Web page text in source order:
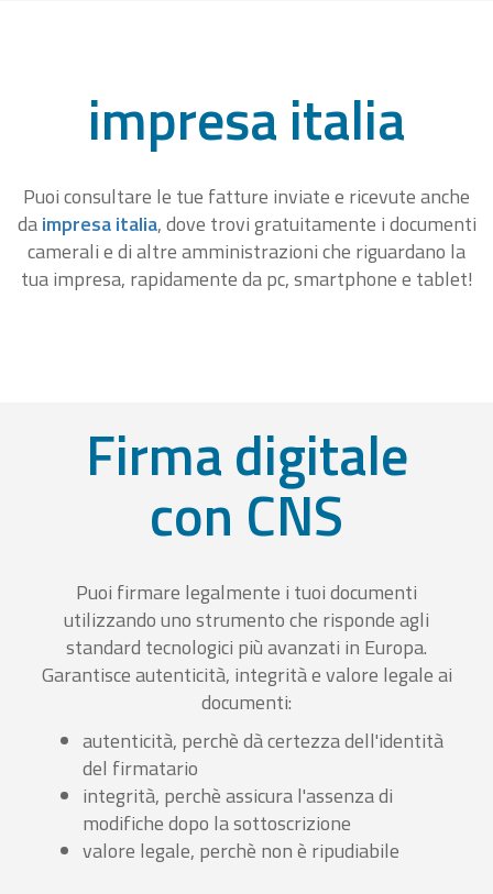
impresa italia
Puoi consultare le tue fatture inviate e ricevute anche
daimpresa italia, dove trovi gratuitamente i documenti
camerali e di altre amministrazioni che riguardano la
tua impresa, rapidamente da pc, smartphone e tablet!
Firma digitale
con CNS
Puoi firmare legalmente i tuoi documenti
utilizzando uno strumento che risponde agli
standard tecnologici più avanzati in Europa.
Garantisce autenticità, integrità e valore legale ai
documenti:
autenticità, perchè dà certezza dell'identità
del firmatario
integrità, perchè assicura l'assenza di
modifiche dopo la sottoscrizione
valore legale, perchè non è ripudiabile